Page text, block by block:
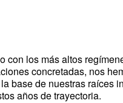
con los más altos
concretadas, nos
base de nuestras
años de trayectoria.